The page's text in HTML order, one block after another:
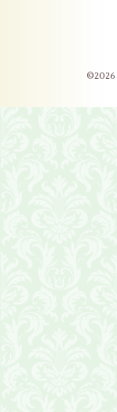
©2026